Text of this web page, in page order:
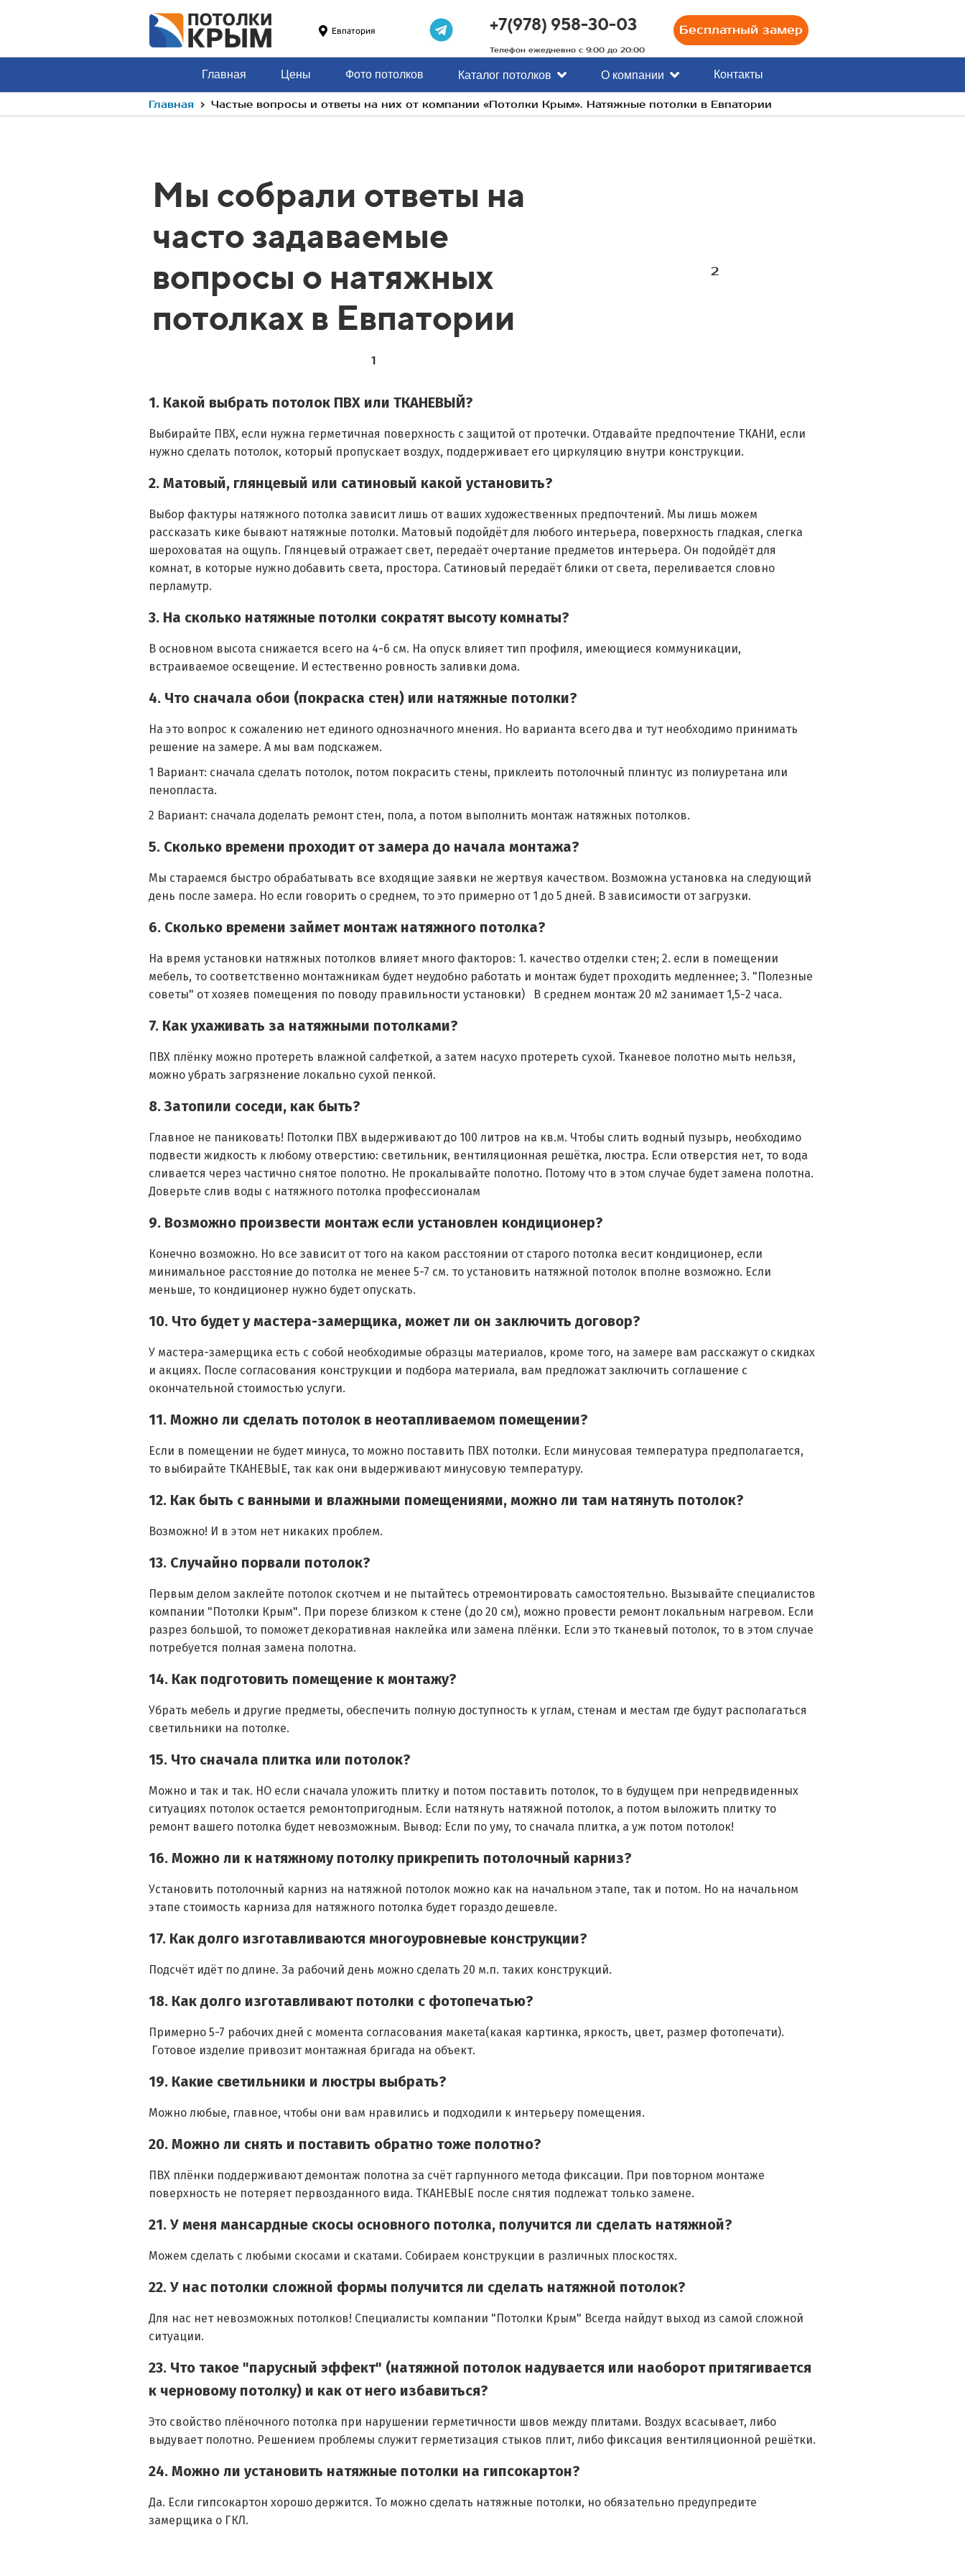
Евпатория +7(978) 958-30-03
Телефон ежедневно с 9:00 до 20:00
Бесплатный замер
Главная Цены Фото потолков Каталог потолков О компании Контакты
Главная › Частые вопросы и ответы на них от компании «Потолки Крым». Натяжные потолки в Евпатории
Мы собрали ответы на
часто задаваемые
вопросы о натяжных
потолках в Евпатории
1
2
1. Какой выбрать потолок ПВХ или ТКАНЕВЫЙ?
Выбирайте ПВХ, если нужна герметичная поверхность с защитой от протечки. Отдавайте предпочтение ТКАНИ, если
нужно сделать потолок, который пропускает воздух, поддерживает его циркуляцию внутри конструкции.
2. Матовый, глянцевый или сатиновый какой установить?
Выбор фактуры натяжного потолка зависит лишь от ваших художественных предпочтений. Мы лишь можем
рассказать кике бывают натяжные потолки. Матовый подойдёт для любого интерьера, поверхность гладкая, слегка
шероховатая на ощупь. Глянцевый отражает свет, передаёт очертание предметов интерьера. Он подойдёт для
комнат, в которые нужно добавить света, простора. Сатиновый передаёт блики от света, переливается словно
перламутр.
3. На сколько натяжные потолки сократят высоту комнаты?
В основном высота снижается всего на 4-6 см. На опуск влияет тип профиля, имеющиеся коммуникации,
встраиваемое освещение. И естественно ровность заливки дома.
4. Что сначала обои (покраска стен) или натяжные потолки?
На это вопрос к сожалению нет единого однозначного мнения. Но варианта всего два и тут необходимо принимать
решение на замере. А мы вам подскажем.
1 Вариант: сначала сделать потолок, потом покрасить стены, приклеить потолочный плинтус из полиуретана или
пенопласта.
2 Вариант: сначала доделать ремонт стен, пола, а потом выполнить монтаж натяжных потолков.
5. Сколько времени проходит от замера до начала монтажа?
Мы стараемся быстро обрабатывать все входящие заявки не жертвуя качеством. Возможна установка на следующий
день после замера. Но если говорить о среднем, то это примерно от 1 до 5 дней. В зависимости от загрузки.
6. Сколько времени займет монтаж натяжного потолка?
На время установки натяжных потолков влияет много факторов: 1. качество отделки стен; 2. если в помещении
мебель, то соответственно монтажникам будет неудобно работать и монтаж будет проходить медленнее; 3. "Полезные
советы" от хозяев помещения по поводу правильности установки) В среднем монтаж 20 м2 занимает 1,5-2 часа.
7. Как ухаживать за натяжными потолками?
ПВХ плёнку можно протереть влажной салфеткой, а затем насухо протереть сухой. Тканевое полотно мыть нельзя,
можно убрать загрязнение локально сухой пенкой.
8. Затопили соседи, как быть?
Главное не паниковать! Потолки ПВХ выдерживают до 100 литров на кв.м. Чтобы слить водный пузырь, необходимо
подвести жидкость к любому отверстию: светильник, вентиляционная решётка, люстра. Если отверстия нет, то вода
сливается через частично снятое полотно. Не прокалывайте полотно. Потому что в этом случае будет замена полотна.
Доверьте слив воды с натяжного потолка профессионалам
9. Возможно произвести монтаж если установлен кондиционер?
Конечно возможно. Но все зависит от того на каком расстоянии от старого потолка весит кондиционер, если
минимальное расстояние до потолка не менее 5-7 см. то установить натяжной потолок вполне возможно. Если
меньше, то кондиционер нужно будет опускать.
10. Что будет у мастера-замерщика, может ли он заключить договор?
У мастера-замерщика есть с собой необходимые образцы материалов, кроме того, на замере вам расскажут о скидках
и акциях. После согласования конструкции и подбора материала, вам предложат заключить соглашение с
окончательной стоимостью услуги.
11. Можно ли сделать потолок в неотапливаемом помещении?
Если в помещении не будет минуса, то можно поставить ПВХ потолки. Если минусовая температура предполагается,
то выбирайте ТКАНЕВЫЕ, так как они выдерживают минусовую температуру.
12. Как быть с ванными и влажными помещениями, можно ли там натянуть потолок?
Возможно! И в этом нет никаких проблем.
13. Случайно порвали потолок?
Первым делом заклейте потолок скотчем и не пытайтесь отремонтировать самостоятельно. Вызывайте специалистов
компании "Потолки Крым". При порезе близком к стене (до 20 см), можно провести ремонт локальным нагревом. Если
разрез большой, то поможет декоративная наклейка или замена плёнки. Если это тканевый потолок, то в этом случае
потребуется полная замена полотна.
14. Как подготовить помещение к монтажу?
Убрать мебель и другие предметы, обеспечить полную доступность к углам, стенам и местам где будут располагаться
светильники на потолке.
15. Что сначала плитка или потолок?
Можно и так и так. НО если сначала уложить плитку и потом поставить потолок, то в будущем при непредвиденных
ситуациях потолок остается ремонтопригодным. Если натянуть натяжной потолок, а потом выложить плитку то
ремонт вашего потолка будет невозможным. Вывод: Если по уму, то сначала плитка, а уж потом потолок!
16. Можно ли к натяжному потолку прикрепить потолочный карниз?
Установить потолочный карниз на натяжной потолок можно как на начальном этапе, так и потом. Но на начальном
этапе стоимость карниза для натяжного потолка будет гораздо дешевле.
17. Как долго изготавливаются многоуровневые конструкции?
Подсчёт идёт по длине. За рабочий день можно сделать 20 м.п. таких конструкций.
18. Как долго изготавливают потолки с фотопечатью?
Примерно 5-7 рабочих дней с момента согласования макета(какая картинка, яркость, цвет, размер фотопечати).
Готовое изделие привозит монтажная бригада на объект.
19. Какие светильники и люстры выбрать?
Можно любые, главное, чтобы они вам нравились и подходили к интерьеру помещения.
20. Можно ли снять и поставить обратно тоже полотно?
ПВХ плёнки поддерживают демонтаж полотна за счёт гарпунного метода фиксации. При повторном монтаже
поверхность не потеряет первозданного вида. ТКАНЕВЫЕ после снятия подлежат только замене.
21. У меня мансардные скосы основного потолка, получится ли сделать натяжной?
Можем сделать с любыми скосами и скатами. Собираем конструкции в различных плоскостях.
22. У нас потолки сложной формы получится ли сделать натяжной потолок?
Для нас нет невозможных потолков! Специалисты компании "Потолки Крым" Всегда найдут выход из самой сложной
ситуации.
23. Что такое "парусный эффект" (натяжной потолок надувается или наоборот притягивается
к черновому потолку) и как от него избавиться?
Это свойство плёночного потолка при нарушении герметичности швов между плитами. Воздух всасывает, либо
выдувает полотно. Решением проблемы служит герметизация стыков плит, либо фиксация вентиляционной решётки.
24. Можно ли установить натяжные потолки на гипсокартон?
Да. Если гипсокартон хорошо держится. То можно сделать натяжные потолки, но обязательно предупредите
замерщика о ГКЛ.